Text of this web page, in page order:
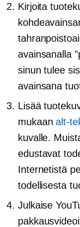
Kirjoita
avainsanalla
sinun tulee
avainsana
Lisää
mukaanalt-
kuvalle.
edustavat
Internetistä
todellisesta
Julkaise